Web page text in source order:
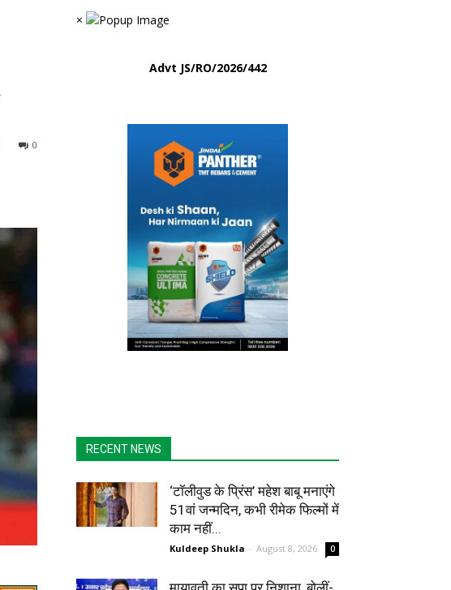
0
×
Advt JS/RO/2026/442
RECENT NEWS
‘टॉलीवुड के प्रिंस’ महेश बाबू मनाएंगे
51वां जन्मदिन, कभी रीमेक फिल्मों में
काम नहीं...
Kuldeep Shukla - August 8, 2026 0